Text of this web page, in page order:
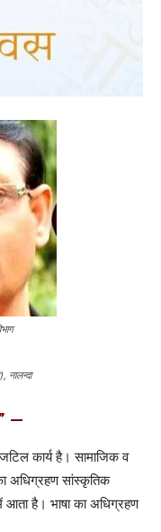
नालन्दा
—
कार्य है। सामाजिक व
अधिग्रहण सांस्कृतिक
आता है। भाषा का अधिग्रहण